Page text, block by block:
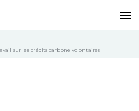
sur les crédits carbone volontaires